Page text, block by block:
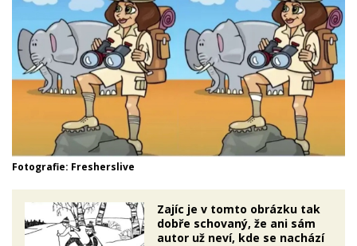
Fotografie: Fresherslive
Zajíc je v tomto obrázku tak
dobře schovaný, že ani sám
autor už neví, kde se nachází